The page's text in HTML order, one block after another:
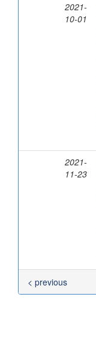
2021-
10-01
2021-
11-23
< previous